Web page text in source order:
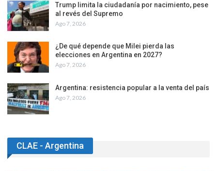
Trump limita la ciudadanía por nacimiento, pese
al revés del Supremo
Ago 7, 2026
¿De qué depende que Milei pierda las
elecciones en Argentina en 2027?
Ago 7, 2026
Argentina: resistencia popular a la venta del país
Ago 7, 2026
CLAE - Argentina